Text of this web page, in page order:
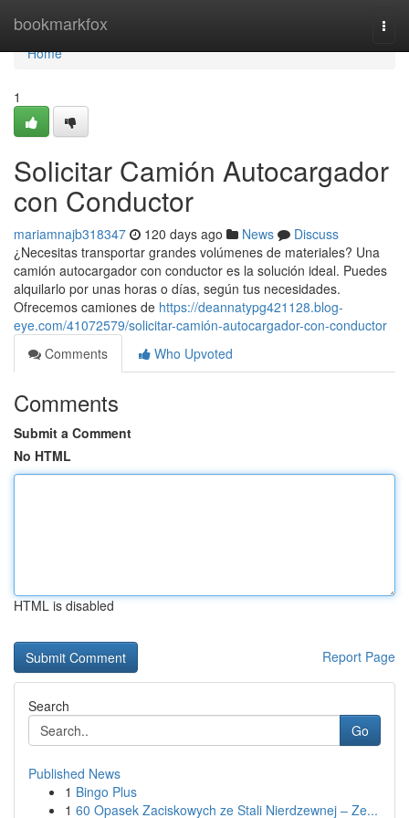
bookmarkfox
Home
Home
1
Solicitar Camión Autocargador
con Conductor
mariamnajb318347 120 days ago News
Discuss
¿Necesitas transportar grandes volúmenes de materiales? Una
camión autocargador con conductor es la solución ideal. Puedes
alquilarlo por unas horas o días, según tus necesidades.
Ofrecemos camiones de https://deannatypg421128.blog-
eye.com/41072579/solicitar-camión-autocargador-con-conductor
Comments
Who Upvoted
Comments
Submit a Comment
No HTML
HTML is disabled
Report Page
Search
Go
Published News
1 Bingo Plus
1 60 Opasek Zaciskowych ze Stali Nierdzewnej – Ze...